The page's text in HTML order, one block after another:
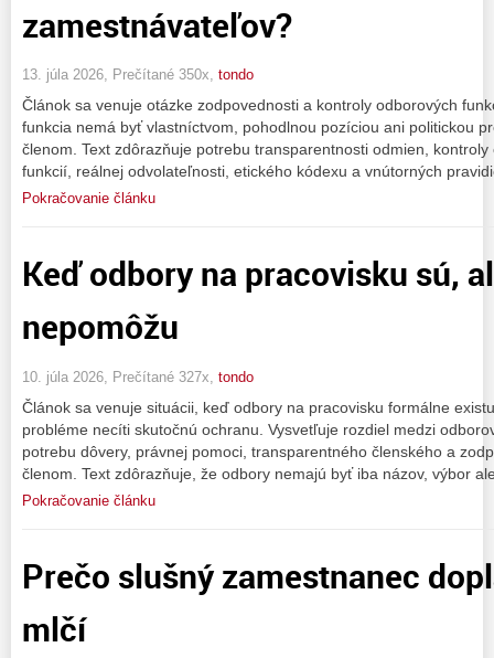
zamestnávateľov?
13. júla 2026, Prečítané 350x, tondo
Článok sa venuje otázke zodpovednosti a kontroly odborových
funkcia nemá byť vlastníctvom, pohodlnou pozíciou ani politickou
členom. Text zdôrazňuje potrebu transparentnosti odmien,
funkcií, reálnej odvolateľnosti, etického kódexu a vnútorných
Pokračovanie článku
Keď odbory na pracovisku sú,
nepomôžu
10. júla 2026, Prečítané 327x, tondo
Článok sa venuje situácii, keď odbory na pracovisku formálne
probléme necíti skutočnú ochranu. Vysvetľuje rozdiel medzi
potrebu dôvery, právnej pomoci, transparentného členského a
členom. Text zdôrazňuje, že odbory nemajú byť iba názov, výbor
Pokračovanie článku
Prečo slušný zamestnanec
mlčí